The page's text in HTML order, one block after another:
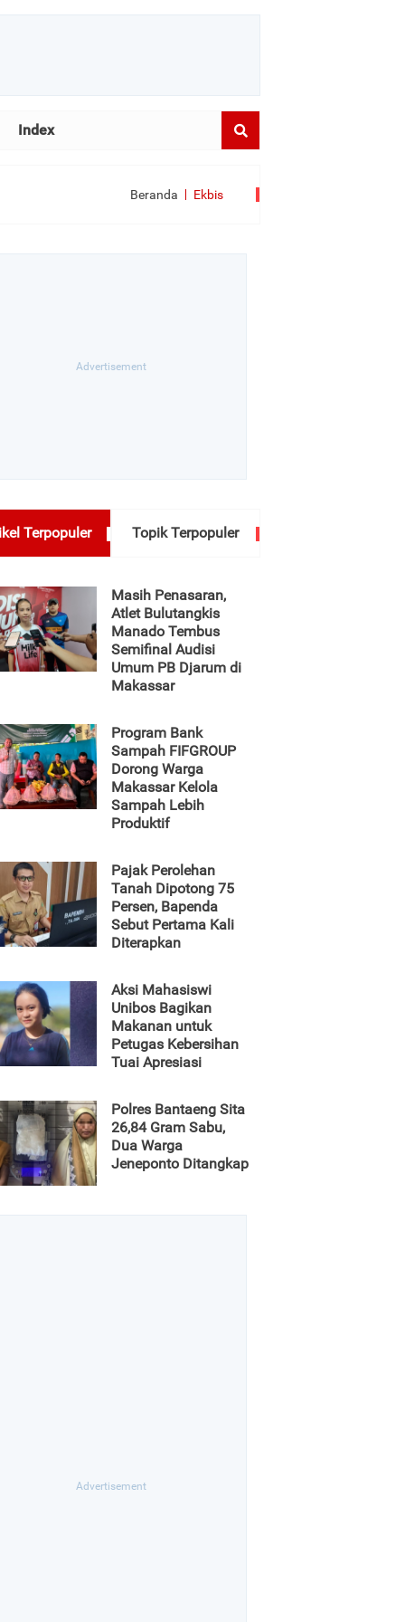
Index
Beranda Ekbis
Terpopuler Topik Terpopuler
Masih Penasaran,
Atlet Bulutangkis
Manado Tembus
Semifinal Audisi
Umum PB Djarum di
Makassar
Program Bank
Sampah FIFGROUP
Dorong Warga
Makassar Kelola
Sampah Lebih
Produktif
Pajak Perolehan
Tanah Dipotong 75
Persen, Bapenda
Sebut Pertama Kali
Diterapkan
Aksi Mahasiswi
Unibos Bagikan
Makanan untuk
Petugas Kebersihan
Tuai Apresiasi
Polres Bantaeng Sita
26,84 Gram Sabu,
Dua Warga
Jeneponto Ditangkap